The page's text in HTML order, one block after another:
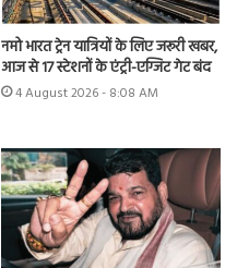
नमो भारत ट्रेन यात्रियों के लिए जरूरी खबर,
आज से 17 स्टेशनों के एंट्री-एग्जिट गेट बंद
4 August 2026 - 8:08 AM